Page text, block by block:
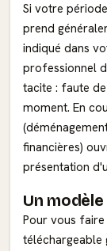
Si votre
prend
indiqué dans
professionnel
tacite : faute
moment. En
financières)
présentation
Un
Pour vous
téléchargeable